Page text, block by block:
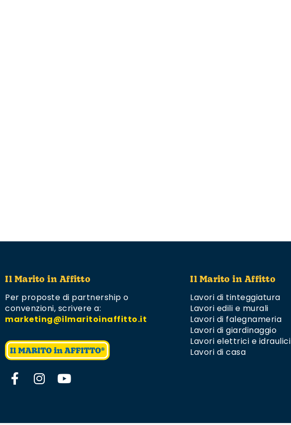
Il Marito in Affitto
Per proposte di partnership o
convenzioni, scrivere a:
marketing@ilmaritoinaffitto.it
Il Marito in Affitto
Lavori di tinteggiatura
Lavori edili e murali
Lavori di falegnameria
Lavori di giardinaggio
Lavori elettrici e idraulici
Lavori di casa